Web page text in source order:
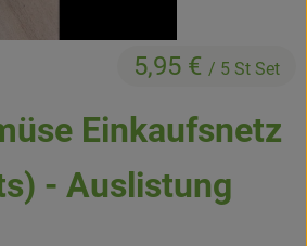
Einkaufsnetz
- Auslistung
5,95 € / 5 St Set